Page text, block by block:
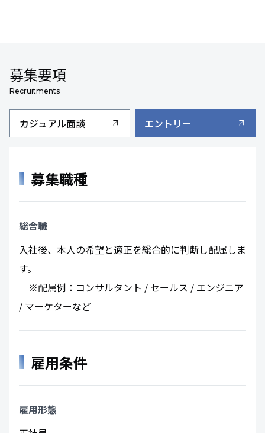
募集要項
Recruitments
カジュアル面談 arrow_outward エントリー arrow_outward
募集職種
総合職
入社後、本人の希望と適正を総合的に判断し配属しま
す。
※配属例：コンサルタント / セールス / エンジニア
/ マーケターなど
雇用条件
雇用形態